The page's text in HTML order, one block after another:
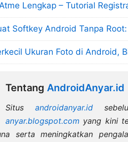
Lengkap – Tutorial
Softkey Android Tanpa
Ukuran Foto di Android,
Tentang AndroidAnyar.id
Situs androidanyar.id
anyar.blogspot.com yang kini
serta meningkatkan